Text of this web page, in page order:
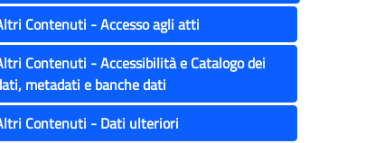
Contenuti - Accesso agli atti
Contenuti - Accessibilità e Catalogo dei
metadati e banche dati
Contenuti - Dati ulteriori